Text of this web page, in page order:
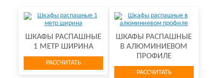
ШКАФЫ РАСПАШНЫЕ
1 МЕТР ШИРИНА
РАССЧИТАТЬ
ШКАФЫ РАСПАШНЫЕ
В АЛЮМИНИЕВОМ
ПРОФИЛЕ
РАССЧИТАТЬ